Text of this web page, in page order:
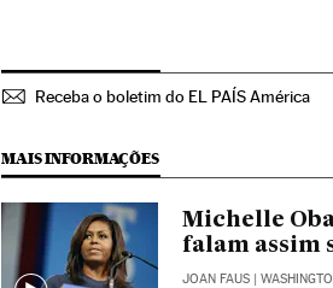
Receba o boletim do EL PAÍS América
MAIS INFORMAÇÕES
Michelle
falam assim
JOAN FAUS |